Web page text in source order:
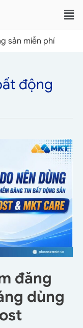
sản miễn phí
động
đăng
dùng